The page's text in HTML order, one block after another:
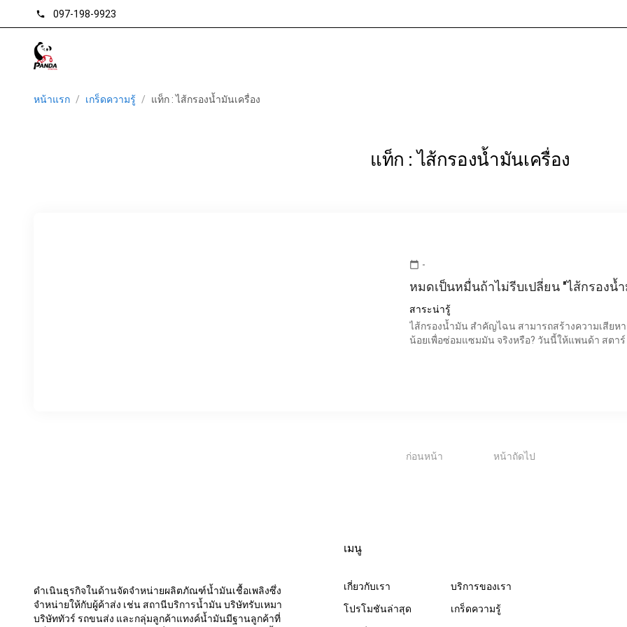
phone 097-198-9923
หน้าแรก / เกร็ดความรู้ / แท็ก : ไส้กรองน้ำมันเครื่อง
แท็ก : ไส้กรองน้ำมันเครื่อง
calendar_today -
หมดเป็นหมื่นถ้าไม่รีบเปลี่ยน "ไส้กรองน้
สาระน่ารู้
ไส้กรองน้ำมัน สำคัญไฉน สามารถสร้างความเสีย
น้อยเพื่อซ่อมแซมมัน จริงหรือ? วันนี้ให้แพนด้า สตาร์
ก่อนหน้า หน้าถัดไป
ดำเนินธุรกิจในด้านจัดจำหน่ายผลิตภัณฑ์น้ำมันเชื้อเพลิงซึ่ง
จำหน่ายให้กับผู้ค้าส่ง เช่น สถานีบริการน้ำมัน บริษัทรับเหมา
บริษัททัวร์ รถขนส่ง และกลุ่มลูกค้าแทงค์น้ำมันมีฐานลูกค้าที่
เมนู
เกี่ยวกับเรา
บริการของเรา
โปรโมชันล่าสุด
เกร็ดความรู้